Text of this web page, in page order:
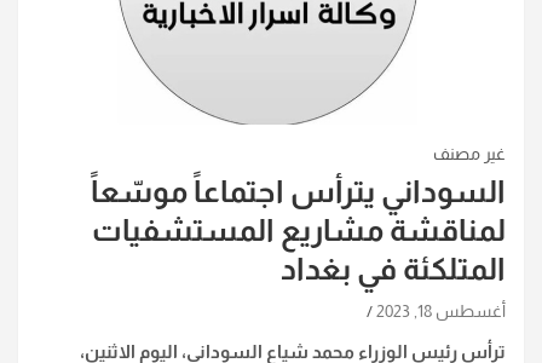
غير مصنف
السوداني يترأس اجتماعاً موسّعاً
لمناقشة مشاريع المستشفيات
المتلكئة في بغداد
أغسطس 18, 2023
ترأس رئيس الوزراء محمد شياع السوداني، اليوم الاثنين،